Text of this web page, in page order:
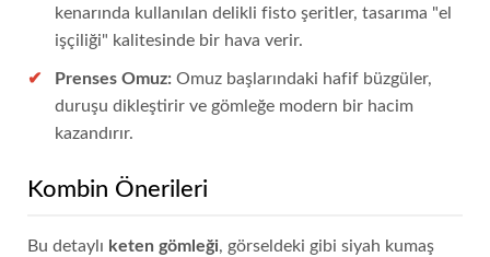
kenarında kullanılan delikli fisto şeritler, tasarıma "el
işçiliği" kalitesinde bir hava verir.
Prenses Omuz: Omuz başlarındaki hafif büzgüler,
duruşu dikleştirir ve gömleğe modern bir hacim
kazandırır.
Kombin Önerileri
Bu detaylı keten gömleği, görseldeki gibi siyah kumaş